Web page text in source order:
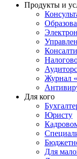
Продукты и
Журнал
Для кого
Юристу
Для